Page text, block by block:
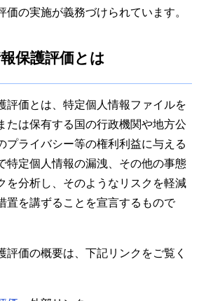
価の実施が義務づけられています。
保護評価とは
価とは、特定個人情報ファイルを
たは保有する国の行政機関や地方公
プライバシー等の権利利益に与える
特定個人情報の漏洩、その他の事態
を分析し、そのようなリスクを軽減
置を講ずることを宣言するもので
価の概要は、下記リンクをご覧く